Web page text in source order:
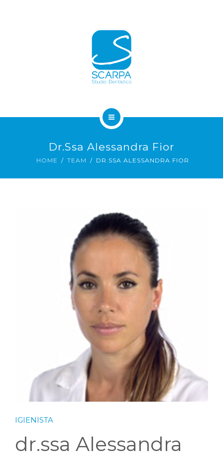
ADULTI
Dr.ssa Alessandra Fior
HOME TEAM DR.SSA ALESSANDRA FIOR
IGIENISTA
dr.ssa Alessandra